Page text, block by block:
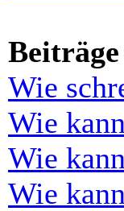
Wie
Wie
Wie
Wie